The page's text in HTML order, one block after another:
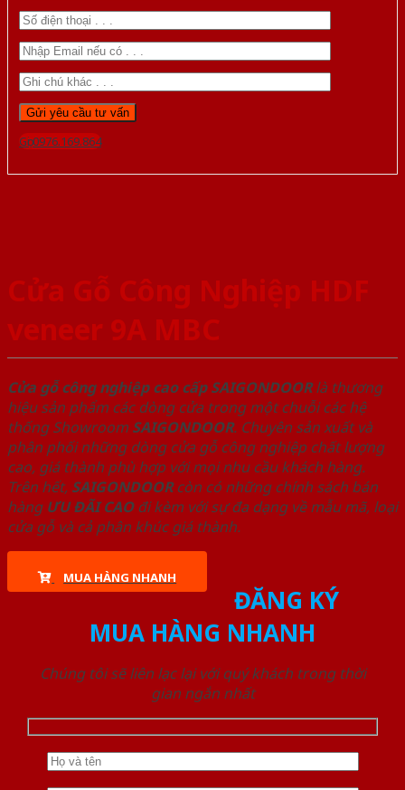
Gọi 0976.169.864
Cửa Gỗ Công Nghiệp HDF
veneer 9A MBC
Cửa gỗ công nghiệp cao cấp SAIGONDOORlà thương
hiệu sản phẩm các dòng cửa trong một chuỗi các hệ
thống Showroom SAIGONDOOR. Chuyên sản xuất và
phân phối những dòng cửa gỗ công nghiệp chất lượng
cao, giá thành phù hợp với mọi nhu cầu khách hàng.
Trên hết, SAIGONDOORcòn có những chính sách bán
hàng ƯU ĐÃI CAOđi kèm với sự đa dạng về mẫu mã, loại
cửa gỗ và cả phân khúc giá thành.
MUA HÀNG NHANH
ĐĂNG KÝ
MUA HÀNG NHANH
Chúng tôi sẽ liên lạc lại với quý khách trong thời
gian ngắn nhất